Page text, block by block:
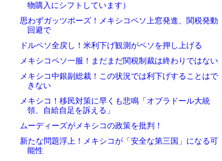
物購入にシフトしています）
思わずガッツポーズ！メキシコペソ上窓発進、関税発動
回避で
ドルペソ全戻し！米利下げ観測がペソを押し上げる
メキシコペソ一服！まだまだ関税制裁は終わりではない
メキシコ中銀副総裁！この状況では利下げすることはで
きない
メキシコ！移民対策に早くも悲鳴「オブラドール大統
領、自給自足を訴える」
ムーディーズがメキシコの政策を批判！
新たな問題浮上！メキシコが「安全な第三国」になる可
能性